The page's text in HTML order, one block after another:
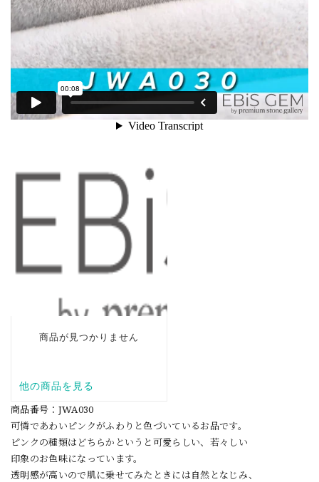
商品番号：JWA030
可憐であわいピンクがふわりと色づいているお品です。
ピンクの種類はどちらかというと可愛らしい、若々しい
印象のお色味になっています。
透明感が高いので肌に乗せてみたときには自然となじみ、